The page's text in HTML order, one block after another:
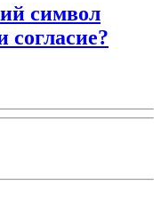
символ